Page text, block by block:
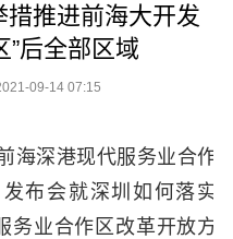
推进前海大开发
”后全部区域
09-14 07:15
海深港现代服务业合作
布会就深圳如何落实
务业合作区改革开放方